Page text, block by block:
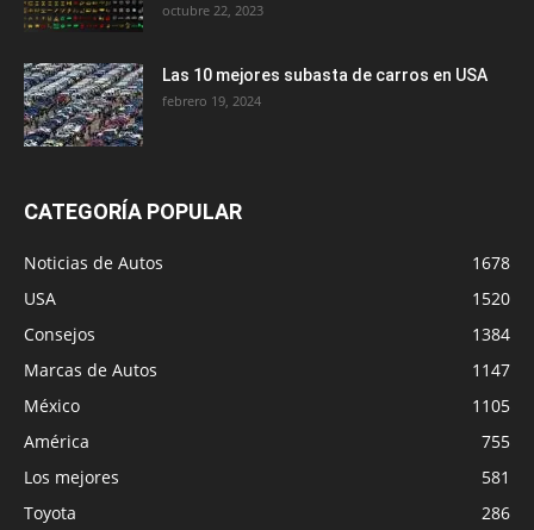
octubre 22, 2023
Las 10 mejores subasta de carros en USA
febrero 19, 2024
CATEGORÍA POPULAR
Noticias de Autos
1678
USA
1520
Consejos
1384
Marcas de Autos
1147
México
1105
América
755
Los mejores
581
Toyota
286